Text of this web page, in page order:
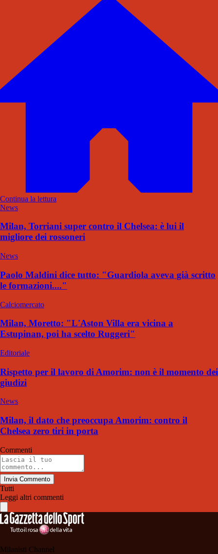
Continua la lettura
News
Milan, Torriani super contro il Chelsea: è lui il
migliore dei rossoneri
News
Paolo Maldini dice tutto: "Guardiola aveva già scritto
le formazioni...."
Calciomercato
Milan, Moretto: "L'Aston Villa era vicina a
Estupinan, poi ha scelto Ruggeri"
Editoriale
Rispetto per il lavoro di Amorim: non è il momento dei
giudizi
News
Milan, il dato che preoccupa Amorim: contro il
Chelsea zero tiri in porta
Commenti
Invia Commento
Tutti
Leggi altri commenti
Milanisti Channel